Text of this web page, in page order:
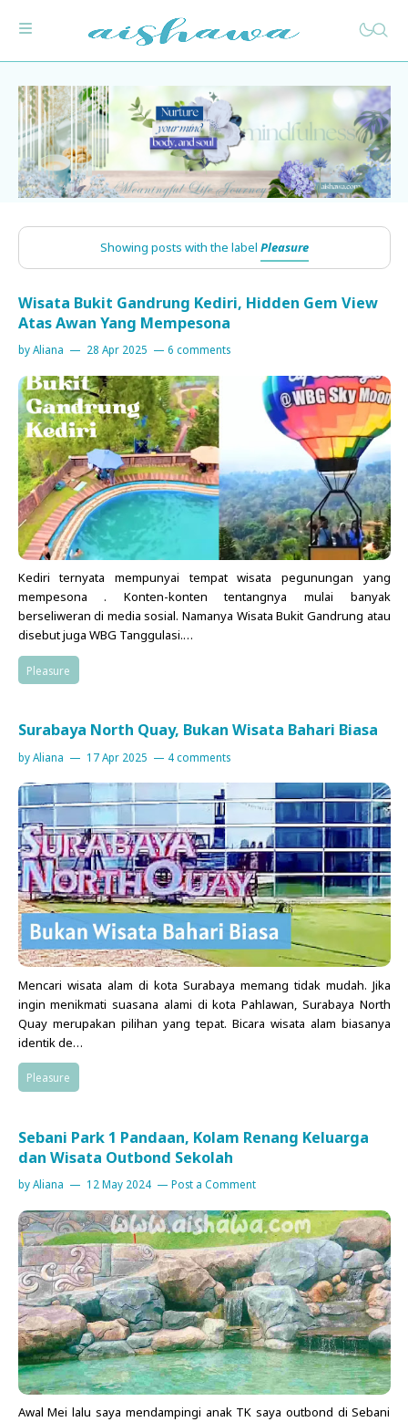
Muslimlife
The Straight Path
Health&Fit
Educare
Productivity
Creative
Blogging
Living
Beautycare
Foodie
Sustainability
Showing posts with the label Pleasure
Wisata Bukit Gandrung Kediri, Hidden Gem View
Atas Awan Yang Mempesona
byAliana 28 Apr 2025 6 comments
Kediri ternyata mempunyai tempat wisata pegunungan yang
mempesona . Konten-konten tentangnya mulai banyak
berseliweran di media sosial. Namanya Wisata Bukit Gandrung atau
disebut juga WBG Tanggulasi.…
Pleasure
Surabaya North Quay, Bukan Wisata Bahari Biasa
byAliana 17 Apr 2025 4 comments
Mencari wisata alam di kota Surabaya memang tidak mudah. Jika
ingin menikmati suasana alami di kota Pahlawan, Surabaya North
Quay merupakan pilihan yang tepat. Bicara wisata alam biasanya
identik de…
Pleasure
Sebani Park 1 Pandaan, Kolam Renang Keluarga
dan Wisata Outbond Sekolah
byAliana 12 May 2024 Post a Comment
Awal Mei lalu saya mendampingi anak TK saya outbond di Sebani